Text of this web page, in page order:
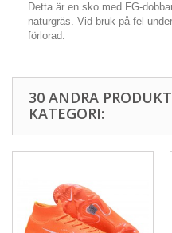
Detta är en sko med FG-
naturgräs. Vid bruk på fel
förlorad.
30 ANDRA
KATEGORI: